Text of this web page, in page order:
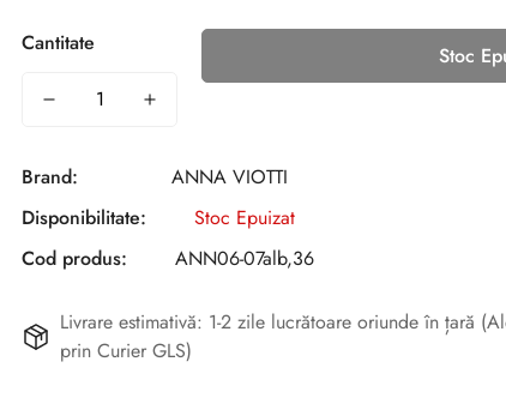
Cantitate Stoc
Brand:
ANNA VIOTTI
Disponibilitate:
Stoc Epuizat
Cod produs:
ANN06-07alb,36
Livrare estimativă: 1-2 zile lucrătoare oriunde în țară
prin Curier GLS)